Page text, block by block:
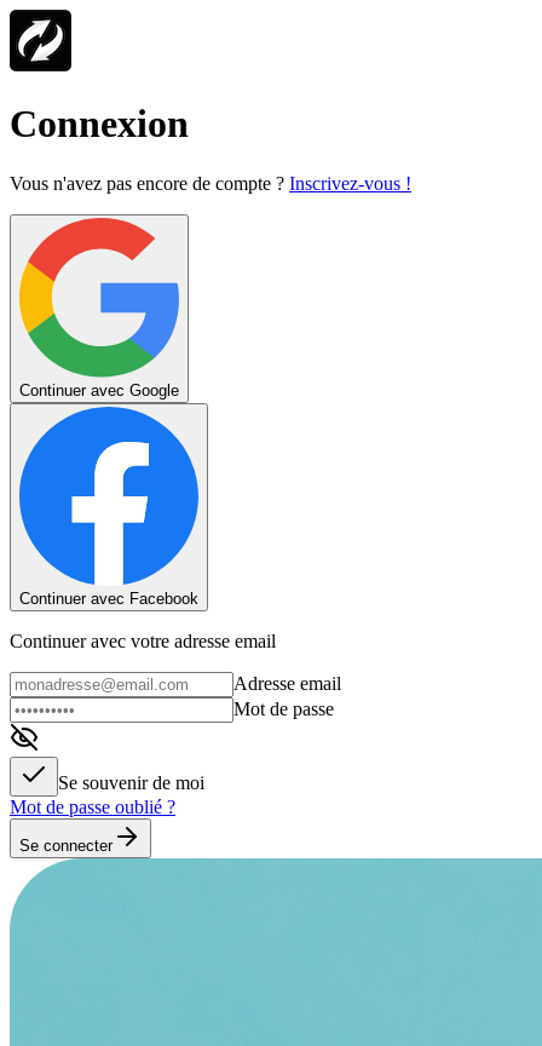
Connexion
Vous n'avez pas encore de compte ? Inscrivez-vous !
Continuer avec Google
Continuer avec Facebook
Continuer avec votre adresse email
Adresse email
Mot de passe
Se souvenir de moi
Mot de passe oublié ?
Se connecter